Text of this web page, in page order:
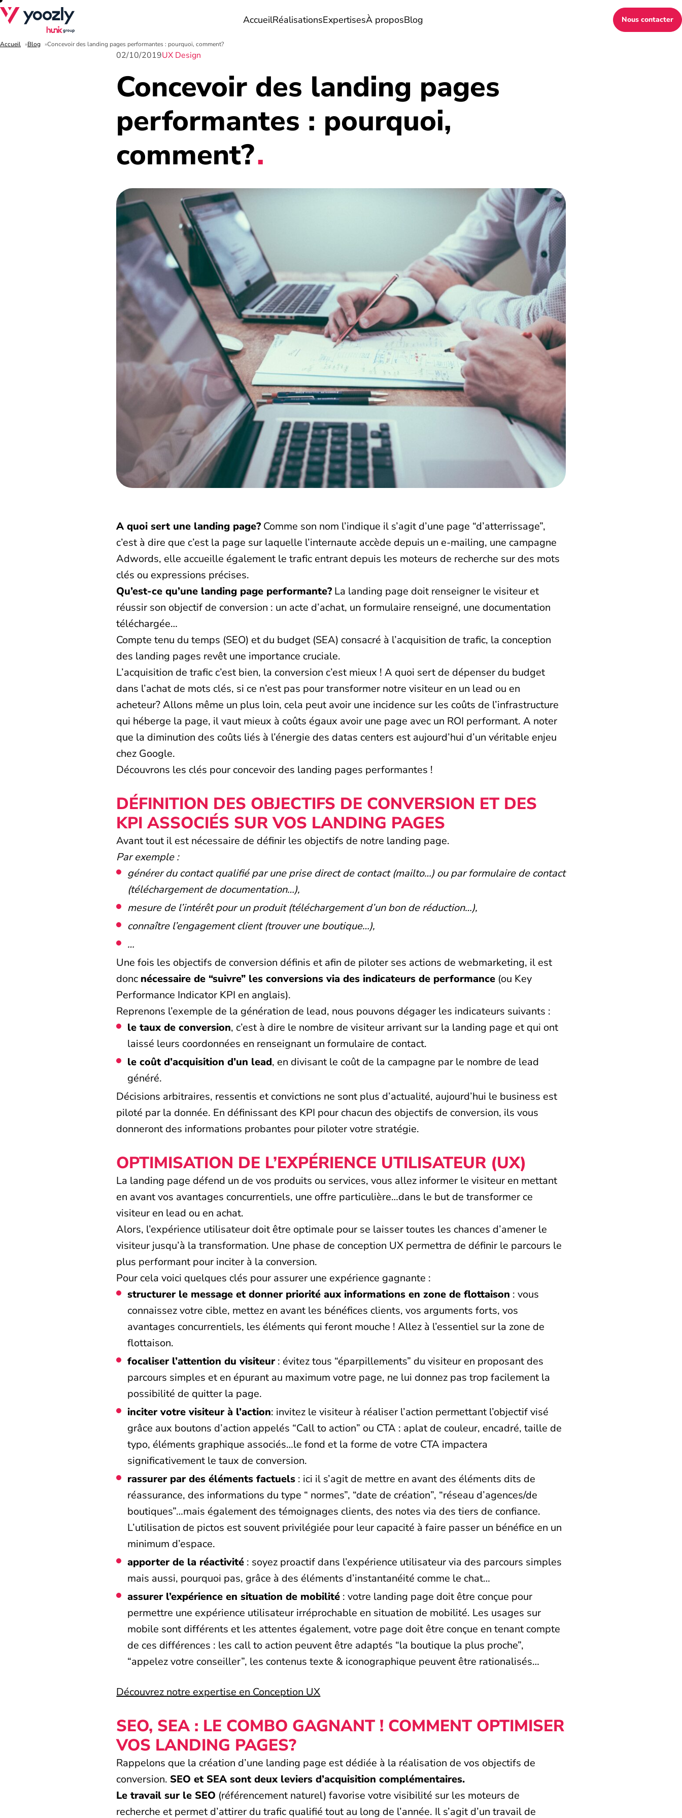
AccueilRéalisationsExpertisesÀ proposBlog Nous contacter
Accueil Blog Concevoir des landing pages performantes : pourquoi, comment?
02/10/2019UX Design
Concevoir des landing pages
performantes : pourquoi,
comment?
A quoi sert une landing page? Comme son nom l’indique il s’agit d’une page “d’atterrissage”,
c’est à dire que c’est la page sur laquelle l’internaute accède depuis un e-mailing, une campagne
Adwords, elle accueille également le trafic entrant depuis les moteurs de recherche sur des mots
clés ou expressions précises.
Qu’est-ce qu’une landing page performante? La landing page doit renseigner le visiteur et
réussir son objectif de conversion : un acte d’achat, un formulaire renseigné, une documentation
téléchargée…
Compte tenu du temps (SEO) et du budget (SEA) consacré à l’acquisition de trafic, la conception
des landing pages revêt une importance cruciale.
L’acquisition de trafic c’est bien, la conversion c’est mieux ! A quoi sert de dépenser du budget
dans l’achat de mots clés, si ce n’est pas pour transformer notre visiteur en un lead ou en
acheteur? Allons même un plus loin, cela peut avoir une incidence sur les coûts de l’infrastructure
qui héberge la page, il vaut mieux à coûts égaux avoir une page avec un ROI performant. A noter
que la diminution des coûts liés à l’énergie des datas centers est aujourd’hui d’un véritable enjeu
chez Google.
Découvrons les clés pour concevoir des landing pages performantes !
DÉFINITION DES OBJECTIFS DE CONVERSION ET DES
KPI ASSOCIÉS SUR VOS LANDING PAGES
Avant tout il est nécessaire de définir les objectifs de notre landing page.
Par exemple :
générer du contact qualifié par une prise direct de contact (mailto…) ou par formulaire de contact
(téléchargement de documentation…),
mesure de l’intérêt pour un produit (téléchargement d’un bon de réduction…),
connaître l’engagement client (trouver une boutique…),
…
Une fois les objectifs de conversion définis et afin de piloter ses actions de webmarketing, il est
donc nécessaire de “suivre” les conversions via des indicateurs de performance (ou Key
Performance Indicator KPI en anglais).
Reprenons l’exemple de la génération de lead, nous pouvons dégager les indicateurs suivants :
le taux de conversion, c’est à dire le nombre de visiteur arrivant sur la landing page et qui ont
laissé leurs coordonnées en renseignant un formulaire de contact.
le coût d’acquisition d’un lead, en divisant le coût de la campagne par le nombre de lead
généré.
Décisions arbitraires, ressentis et convictions ne sont plus d’actualité, aujourd’hui le business est
piloté par la donnée. En définissant des KPI pour chacun des objectifs de conversion, ils vous
donneront des informations probantes pour piloter votre stratégie.
OPTIMISATION DE L’EXPÉRIENCE UTILISATEUR (UX)
La landing page défend un de vos produits ou services, vous allez informer le visiteur en mettant
en avant vos avantages concurrentiels, une offre particulière…dans le but de transformer ce
visiteur en lead ou en achat.
Alors, l’expérience utilisateur doit être optimale pour se laisser toutes les chances d’amener le
visiteur jusqu’à la transformation. Une phase de conception UX permettra de définir le parcours le
plus performant pour inciter à la conversion.
Pour cela voici quelques clés pour assurer une expérience gagnante :
structurer le message et donner priorité aux informations en zone de flottaison : vous
connaissez votre cible, mettez en avant les bénéfices clients, vos arguments forts, vos
avantages concurrentiels, les éléments qui feront mouche ! Allez à l’essentiel sur la zone de
flottaison.
focaliser l’attention du visiteur: évitez tous “éparpillements” du visiteur en proposant des
parcours simples et en épurant au maximum votre page, ne lui donnez pas trop facilement la
possibilité de quitter la page.
inciter votre visiteur à l’action: invitez le visiteur à réaliser l’action permettant l’objectif visé
grâce aux boutons d’action appelés “Call to action” ou CTA : aplat de couleur, encadré, taille de
typo, éléments graphique associés…le fond et la forme de votre CTA impactera
significativement le taux de conversion.
rassurer par des éléments factuels : ici il s’agit de mettre en avant des éléments dits de
réassurance, des informations du type “ normes”, “date de création”, “réseau d’agences/de
boutiques”…mais également des témoignages clients, des notes via des tiers de confiance.
L’utilisation de pictos est souvent privilégiée pour leur capacité à faire passer un bénéfice en un
minimum d’espace.
apporter de la réactivité : soyez proactif dans l’expérience utilisateur via des parcours simples
mais aussi, pourquoi pas, grâce à des éléments d’instantanéité comme le chat…
assurer l’expérience en situation de mobilité : votre landing page doit être conçue pour
permettre une expérience utilisateur irréprochable en situation de mobilité. Les usages sur
mobile sont différents et les attentes également, votre page doit être conçue en tenant compte
de ces différences : les call to action peuvent être adaptés “la boutique la plus proche”,
“appelez votre conseiller”, les contenus texte & iconographique peuvent être rationalisés…
Découvrez notre expertise en Conception UX
SEO, SEA : LE COMBO GAGNANT ! COMMENT OPTIMISER
VOS LANDING PAGES?
Rappelons que la création d’une landing page est dédiée à la réalisation de vos objectifs de
conversion. SEO et SEA sont deux leviers d’acquisition complémentaires.
Le travail sur le SEO (référencement naturel) favorise votre visibilité sur les moteurs de
recherche et permet d’attirer du trafic qualifié tout au long de l’année. Il s’agit d’un travail de